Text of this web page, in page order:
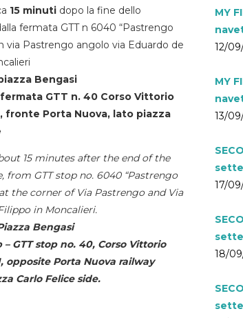
15 minuti dopo la fine dello
fermata GTT n 6040 “Pastrengo
via Pastrengo angolo via Eduardo de
Bengasi
GTT n. 40 Corso Vittorio
fronte Porta Nuova, lato piazza
15 minutes after the end of the
from GTT stop no. 6040 “Pastrengo
the corner of Via Pastrengo and Via
in Moncalieri.
Bengasi
– GTT stop no. 40, Corso Vittorio
opposite Porta Nuova railway
Carlo Felice side.
MY
12/
MY
13/
17/
18/